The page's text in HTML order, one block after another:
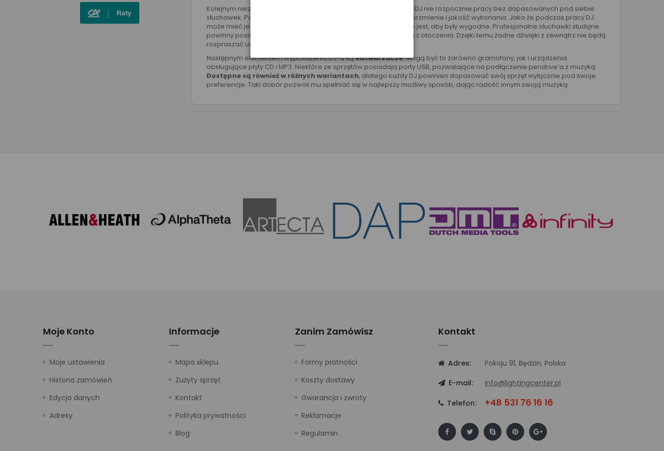
Kolejnym niezbędnym sprzętem są
. Żaden DJ nie rozpocznie pracy bez dopasowanych pod siebie
słuchawek. Podstawowymi warunkami zakupu jest ich budowa, brzmienie i jakość wykonania. Jako że podczas pracy DJ
może mieć je na uszach nawet przez kilka godzin, bardzo ważne jest, aby były wygodne. Profesjonalne słuchawki studyjne
powinny posiadać budowę zamkniętą, i dobrze izolować dźwięki z otoczenia. Dzięki temu żadne dźwięki z zewnątrz nie będą
rozpraszać uwagi osoby pracującej za konsolą.
Następnym elementem wyposażenia DJ-a sąodtwarzacze. Mogą być to zarówno gramofony, jak i urządzenia
obsługujące płyty CD i MP3. Niektóre ze sprzętów posiadają porty USB, pozwalające na podłączenie pendrive’a z muzyką.
Dostępne są również w różnych wariantach, dlatego każdy DJ powinien dopasować swój sprzęt wyłącznie pod swoje
preferencje. Taki dobór pozwoli mu spełniać się w najlepszy możliwy sposób, dając radość innym swoją muzyką.
Moje Konto
Moje ustawienia
Historia zamówień
Edycja danych
Adresy
Informacje
Mapa sklepu
Zużyty sprzęt
Kontakt
Polityka prywatności
Blog
Zanim Zamówisz
Formy płatności
Koszty dostawy
Gwarancja i zwroty
Reklamacje
Regulamin
Kontakt
Adres:
Pokoju 91, Będzin, Polska
E-mail:
info@lightingcenter.pl
Telefon: +48 531 76 16 16